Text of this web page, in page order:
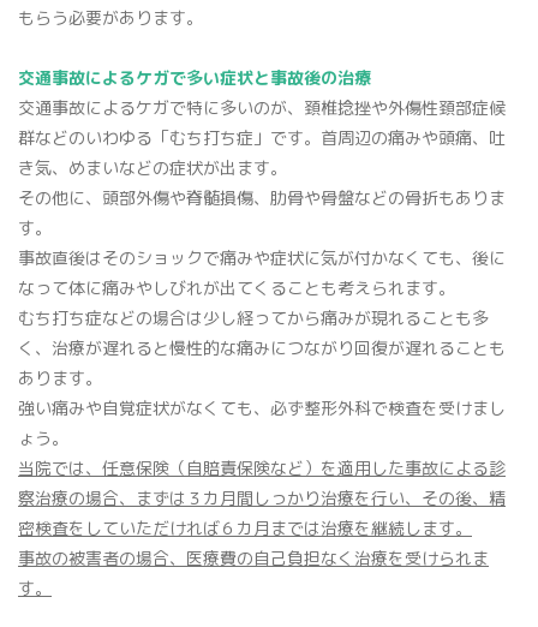
もらう必要があります。
交通事故によるケガで多い症状と事故後の治療
交通事故によるケガで特に多いのが、頚椎捻挫や外傷性頚部症候
群などのいわゆる「むち打ち症」です。首周辺の痛みや頭痛、吐
き気、めまいなどの症状が出ます。
その他に、頭部外傷や脊髄損傷、肋骨や骨盤などの骨折もありま
す。
事故直後はそのショックで痛みや症状に気が付かなくても、後に
なって体に痛みやしびれが出てくることも考えられます。
むち打ち症などの場合は少し経ってから痛みが現れることも多
く、治療が遅れると慢性的な痛みにつながり回復が遅れることも
あります。
強い痛みや自覚症状がなくても、必ず整形外科で検査を受けまし
ょう。
当院では、任意保険（自賠責保険など）を適用した事故による診
察治療の場合、まずは３カ月間しっかり治療を行い、その後、精
密検査をしていただければ６カ月までは治療を継続します。
事故の被害者の場合、医療費の自己負担なく治療を受けられま
す。